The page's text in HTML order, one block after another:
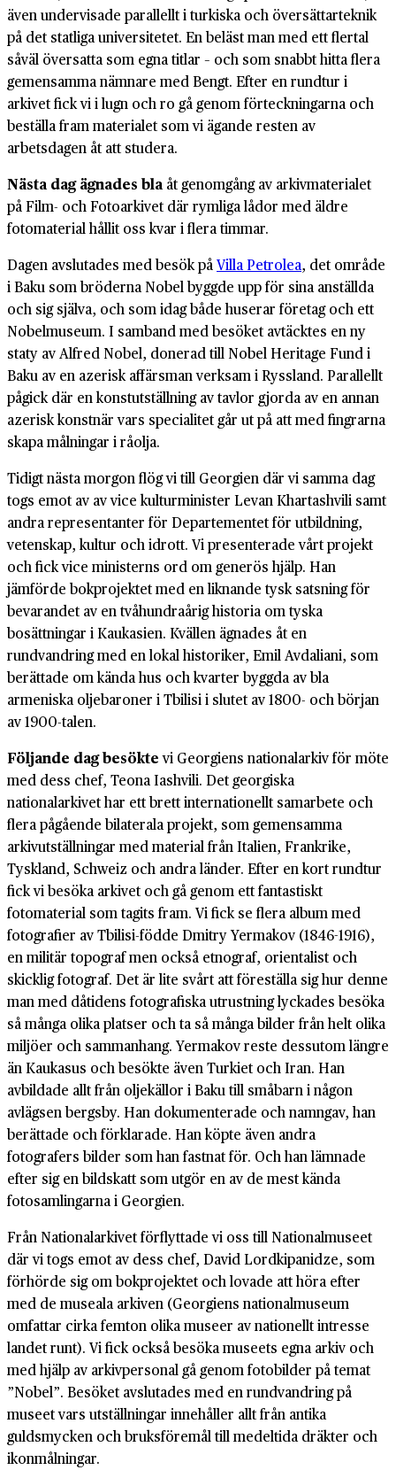
även undervisade parallellt i turkiska och översättarteknik
på det statliga universitetet. En beläst man med ett flertal
såväl översatta som egna titlar – och som snabbt hitta flera
gemensamma nämnare med Bengt. Efter en rundtur i
arkivet fick vi i lugn och ro gå genom förteckningarna och
beställa fram materialet som vi ägande resten av
arbetsdagen åt att studera.
Nästa dag ägnades bla åt genomgång av arkivmaterialet
på Film- och Fotoarkivet där rymliga lådor med äldre
fotomaterial hållit oss kvar i flera timmar.
Dagen avslutades med besök påVilla Petrolea, det område
i Baku som bröderna Nobel byggde upp för sina anställda
och sig själva, och som idag både huserar företag och ett
Nobelmuseum. I samband med besöket avtäcktes en ny
staty av Alfred Nobel, donerad till Nobel Heritage Fund i
Baku av en azerisk affärsman verksam i Ryssland. Parallellt
pågick där en konstutställning av tavlor gjorda av en annan
azerisk konstnär vars specialitet går ut på att med fingrarna
skapa målningar i råolja.
Tidigt nästa morgon flög vi till Georgien där vi samma dag
togs emot av av vice kulturminister Levan Khartashvili samt
andra representanter för Departementet för utbildning,
vetenskap, kultur och idrott. Vi presenterade vårt projekt
och fick vice ministerns ord om generös hjälp. Han
jämförde bokprojektet med en liknande tysk satsning för
bevarandet av en tvåhundraårig historia om tyska
bosättningar i Kaukasien. Kvällen ägnades åt en
rundvandring med en lokal historiker, Emil Avdaliani, som
berättade om kända hus och kvarter byggda av bla
armeniska oljebaroner i Tbilisi i slutet av 1800- och början
av 1900-talen.
Följande dag besöktevi Georgiens nationalarkiv för möte
med dess chef, Teona Iashvili. Det georgiska
nationalarkivet har ett brett internationellt samarbete och
flera pågående bilaterala projekt, som gemensamma
arkivutställningar med material från Italien, Frankrike,
Tyskland, Schweiz och andra länder. Efter en kort rundtur
fick vi besöka arkivet och gå genom ett fantastiskt
fotomaterial som tagits fram. Vi fick se flera album med
fotografier av Tbilisi-födde Dmitry Yermakov (1846-1916),
en militär topograf men också etnograf, orientalist och
skicklig fotograf. Det är lite svårt att föreställa sig hur denne
man med dåtidens fotografiska utrustning lyckades besöka
så många olika platser och ta så många bilder från helt olika
miljöer och sammanhang. Yermakov reste dessutom längre
än Kaukasus och besökte även Turkiet och Iran. Han
avbildade allt från oljekällor i Baku till småbarn i någon
avlägsen bergsby. Han dokumenterade och namngav, han
berättade och förklarade. Han köpte även andra
fotografers bilder som han fastnat för. Och han lämnade
efter sig en bildskatt som utgör en av de mest kända
fotosamlingarna i Georgien.
Från Nationalarkivet förflyttade vi oss till Nationalmuseet
där vi togs emot av dess chef, David Lordkipanidze, som
förhörde sig om bokprojektet och lovade att höra efter
med de museala arkiven (Georgiens nationalmuseum
omfattar cirka femton olika museer av nationellt intresse
landet runt). Vi fick också besöka museets egna arkiv och
med hjälp av arkivpersonal gå genom fotobilder på temat
”Nobel”. Besöket avslutades med en rundvandring på
museet vars utställningar innehåller allt från antika
guldsmycken och bruksföremål till medeltida dräkter och
ikonmålningar.